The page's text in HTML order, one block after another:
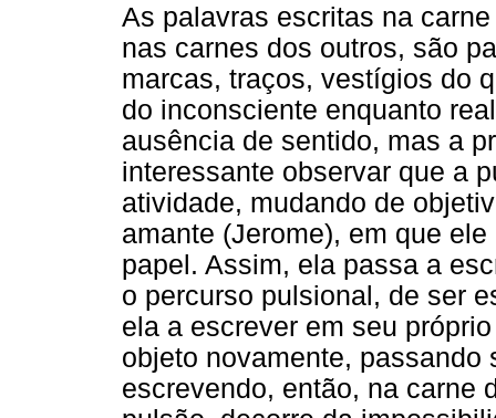
As palavras escritas na
nas carnes dos outros, são
marcas, traços, vestígios do
do inconsciente enquanto
ausência de sentido, mas a
interessante observar que a
atividade, mudando de
amante (Jerome), em que
papel. Assim, ela passa a
o percurso pulsional, de ser
ela a escrever em seu
objeto novamente, passando
escrevendo, então, na carne